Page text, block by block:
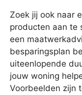
Zoek jij ook naar
producten aan te
een
besparingsplan
uiteenlopende
jouw woning
Voorbeelden zijn